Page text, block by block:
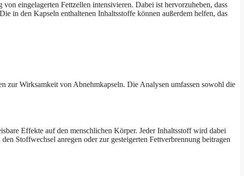
von eingelagerten Fettzellen intensivieren. Dabei ist hervorzuheben, dass
in den Kapseln enthaltenen Inhaltsstoffe können außerdem helfen, das
zur Wirksamkeit von Abnehmkapseln. Die Analysen umfassen sowohl die
Effekte auf den menschlichen Körper. Jeder Inhaltsstoff wird dabei
Stoffwechsel anregen oder zur gesteigerten Fettverbrennung beitragen